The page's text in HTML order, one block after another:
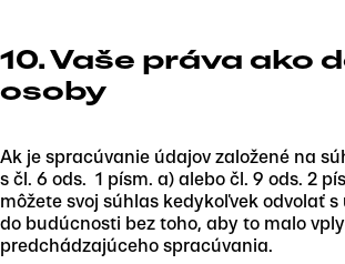
10. Vaše práva ako
osoby
Ak je spracúvanie údajov založené na
s čl. 6 ods. 1 písm. a) alebo čl. 9 ods. 2
môžete svoj súhlas kedykoľvek odvolať
do budúcnosti bez toho, aby to malo
predchádzajúceho spracúvania.